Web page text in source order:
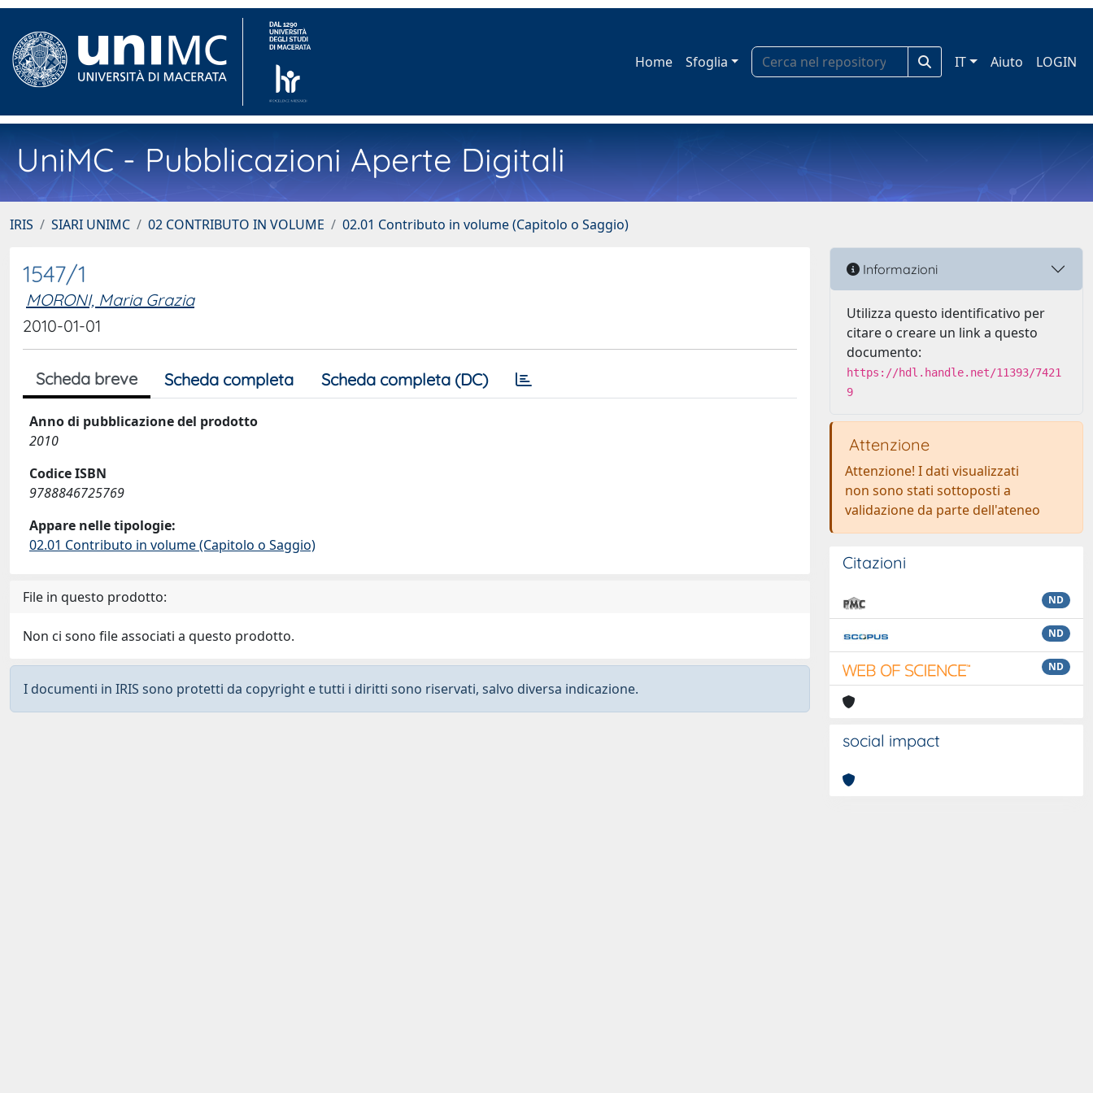
Home Sfoglia IT Aiuto LOGIN
UniMC - Pubblicazioni Aperte Digitali
IRIS SIARI UNIMC 02 CONTRIBUTO IN VOLUME 02.01 Contributo in volume (Capitolo o Saggio)
1547/1
MORONI, Maria Grazia
2010-01-01
Scheda breve Scheda completa Scheda completa (DC)
Anno di pubblicazione del prodotto
2010
Codice ISBN
9788846725769
Appare nelle tipologie:
02.01 Contributo in volume (Capitolo o Saggio)
File in questo prodotto:
Non ci sono file associati a questo prodotto.
I documenti in IRIS sono protetti da copyright e tutti i diritti sono riservati, salvo diversa indicazione.
Informazioni
Utilizza questo identificativo per
citare o creare un link a questo
documento:
https://hdl.handle.net/11393/7421
9
Attenzione
Attenzione! I dati visualizzati
non sono stati sottoposti a
validazione da parte dell'ateneo
Citazioni
ND
ND
ND
social impact